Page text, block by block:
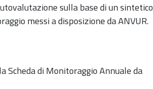
sulla base di un sintetico
messi a disposizione da ANVUR.
Scheda di Monitoraggio Annuale da